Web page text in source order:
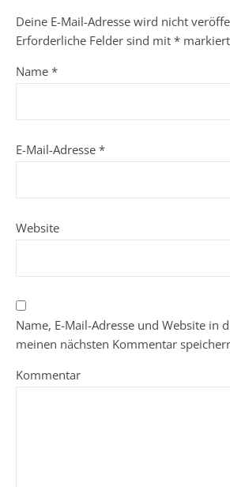
Deine E-Mail-Adresse wird nicht
Erforderliche Felder sind mit * markiert
Name *
E-Mail-Adresse *
Website
Name, E-Mail-Adresse und Website in
meinen nächsten Kommentar
Kommentar